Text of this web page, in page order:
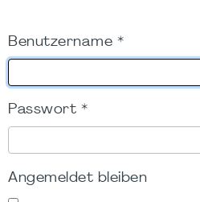
Benutzername *
Passwort *
Angemeldet bleiben